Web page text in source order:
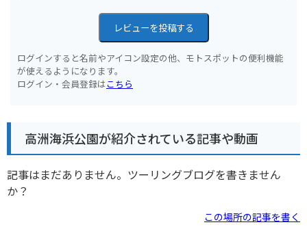
レビューを投稿する
ログインすると名前やアイコン設定の他、モトスポットの便利機能
が使えるようになります。
ログイン・会員登録はこちら
高洲海浜公園が紹介されている記事や動画
記事はまだありません。ツーリングブログを書きません
か？
この場所の記事を書く